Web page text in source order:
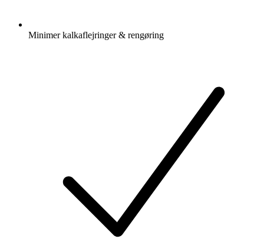
Minimer kalkaflejringer & rengøring